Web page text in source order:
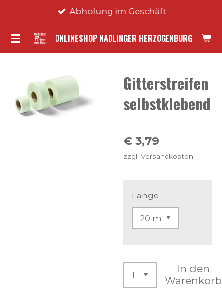
springen
ONLINESHOP NADLINGER HERZOGENBURG
Abholung im Geschäft
Gitterstreifen
selbstklebend
€ 3,79
zzgl. Versandkosten
Länge
In den
Warenkorb